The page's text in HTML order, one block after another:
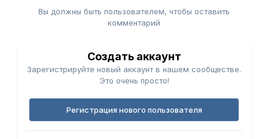
Вы должны быть пользователем, чтобы оставить
комментарий
Создать аккаунт
Зарегистрируйте новый аккаунт в нашем сообществе.
Это очень просто!
Регистрация нового пользователя